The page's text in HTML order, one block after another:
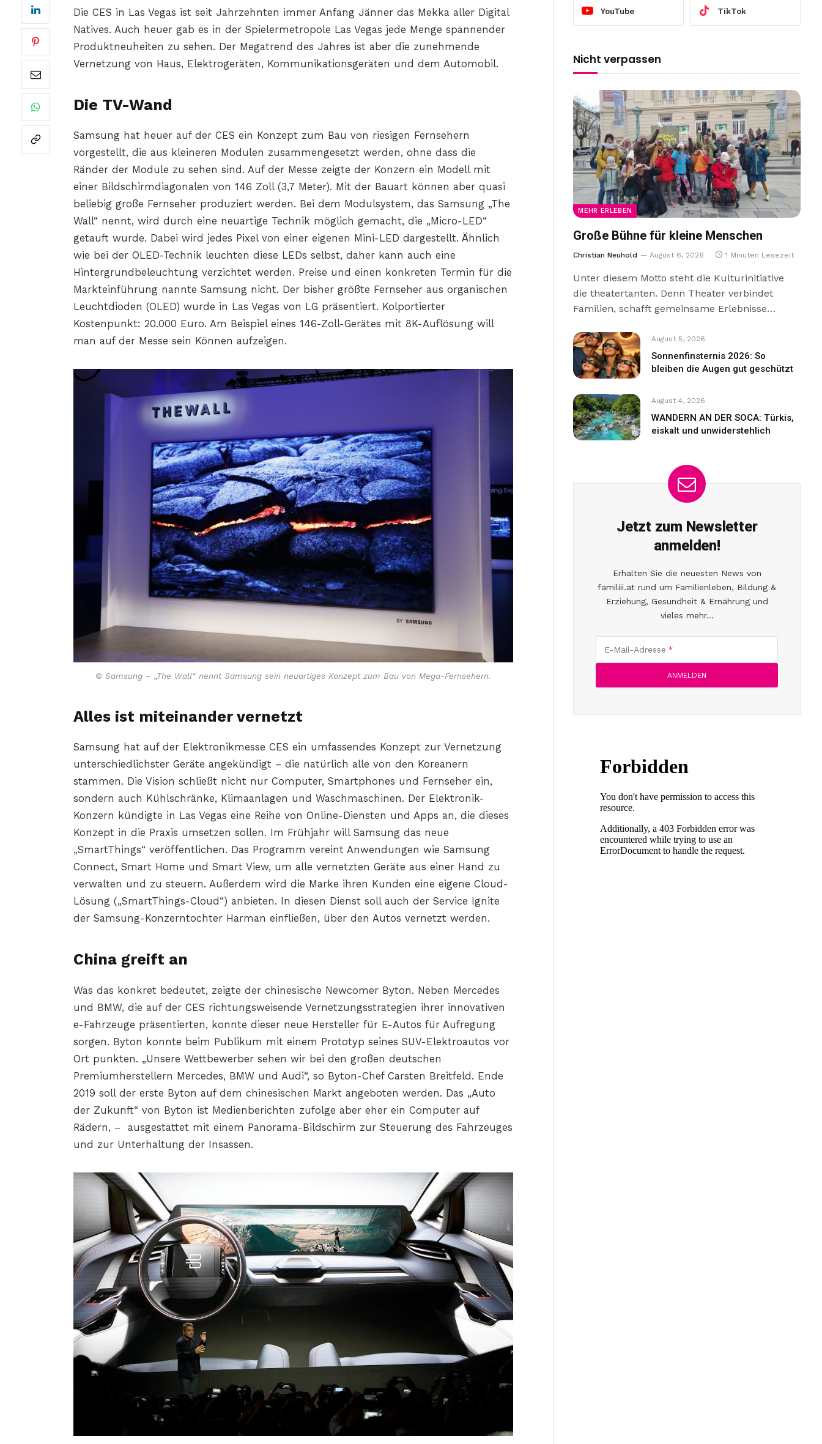
Die CES in Las Vegas ist seit Jahrzehnten immer Anfang Jänner das Mekka aller Digital
Natives. Auch heuer gab es in der Spielermetropole Las Vegas jede Menge spannender
Produktneuheiten zu sehen. Der Megatrend des Jahres ist aber die zunehmende
Vernetzung von Haus, Elektrogeräten, Kommunikationsgeräten und dem Automobil.
Die TV-Wand
Samsung hat heuer auf der CES ein Konzept zum Bau von riesigen Fernsehern
vorgestellt, die aus kleineren Modulen zusammengesetzt werden, ohne dass die
Ränder der Module zu sehen sind. Auf der Messe zeigte der Konzern ein Modell mit
einer Bildschirmdiagonalen von 146 Zoll (3,7 Meter). Mit der Bauart können aber quasi
beliebig große Fernseher produziert werden. Bei dem Modulsystem, das Samsung „The
Wall“ nennt, wird durch eine neuartige Technik möglich gemacht, die „Micro-LED“
getauft wurde. Dabei wird jedes Pixel von einer eigenen Mini-LED dargestellt. Ähnlich
wie bei der OLED-Technik leuchten diese LEDs selbst, daher kann auch eine
Hintergrundbeleuchtung verzichtet werden. Preise und einen konkreten Termin für die
Markteinführung nannte Samsung nicht. Der bisher größte Fernseher aus organischen
Leuchtdioden (OLED) wurde in Las Vegas von LG präsentiert. Kolportierter
Kostenpunkt: 20.000 Euro. Am Beispiel eines 146-Zoll-Gerätes mit 8K-Auflösung will
man auf der Messe sein Können aufzeigen.
© Samsung – „The Wall“ nennt Samsung sein neuartiges Konzept zum Bau von Mega-Fernsehern.
Alles ist miteinander vernetzt
Samsung hat auf der Elektronikmesse CES ein umfassendes Konzept zur Vernetzung
unterschiedlichster Geräte angekündigt – die natürlich alle von den Koreanern
stammen. Die Vision schließt nicht nur Computer, Smartphones und Fernseher ein,
sondern auch Kühlschränke, Klimaanlagen und Waschmaschinen. Der Elektronik-
Konzern kündigte in Las Vegas eine Reihe von Online-Diensten und Apps an, die dieses
Konzept in die Praxis umsetzen sollen. Im Frühjahr will Samsung das neue
„SmartThings“ veröffentlichen. Das Programm vereint Anwendungen wie Samsung
Connect, Smart Home und Smart View, um alle vernetzten Geräte aus einer Hand zu
verwalten und zu steuern. Außerdem wird die Marke ihren Kunden eine eigene Cloud-
Lösung („SmartThings-Cloud“) anbieten. In diesen Dienst soll auch der Service Ignite
der Samsung-Konzerntochter Harman einfließen, über den Autos vernetzt werden.
China greift an
Was das konkret bedeutet, zeigte der chinesische Newcomer Byton. Neben Mercedes
und BMW, die auf der CES richtungsweisende Vernetzungsstrategien ihrer innovativen
e-Fahrzeuge präsentierten, konnte dieser neue Hersteller für E-Autos für Aufregung
sorgen. Byton konnte beim Publikum mit einem Prototyp seines SUV-Elektroautos vor
Ort punkten. „Unsere Wettbewerber sehen wir bei den großen deutschen
Premiumherstellern Mercedes, BMW und Audi“, so Byton-Chef Carsten Breitfeld. Ende
2019 soll der erste Byton auf dem chinesischen Markt angeboten werden. Das „Auto
der Zukunft“ von Byton ist Medienberichten zufolge aber eher ein Computer auf
Rädern, – ausgestattet mit einem Panorama-Bildschirm zur Steuerung des Fahrzeuges
und zur Unterhaltung der Insassen.
YouTube TikTok
Nicht verpassen
MEHR ERLEBEN
Große Bühne für kleine Menschen
Christian Neuhold August 6, 2026 1 Minuten Lesezeit
Unter diesem Motto steht die Kulturinitiative
die theatertanten. Denn Theater verbindet
Familien, schafft gemeinsame Erlebnisse…
August 5, 2026
Sonnenfinsternis 2026: So
bleiben die Augen gut geschützt
August 4, 2026
WANDERN AN DER SOCA: Türkis,
eiskalt und unwiderstehlich
Jetzt zum Newsletter
anmelden!
Erhalten Sie die neuesten News von
familiii.at rund um Familienleben, Bildung &
Erziehung, Gesundheit & Ernährung und
vieles mehr...
E-Mail-Adresse